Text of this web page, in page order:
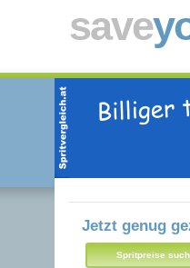
save
Jetzt genug
Spritpreise